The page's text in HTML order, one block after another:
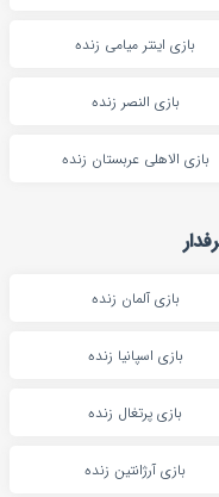
بازی اینتر میامی زنده
بازی النصر زنده
بازی الاهلی عربستان زنده
بازی آلمان زنده
بازی اسپانیا زنده
بازی پرتغال زنده
بازی آرژانتین زنده